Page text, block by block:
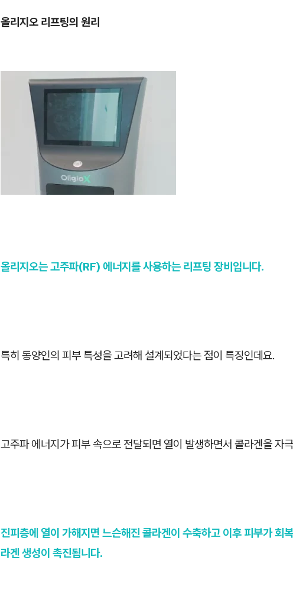
올리지오 리프팅의 원리
올리지오는 고주파(RF) 에너지를 사용하는 리프팅 장비입니다.
특히 동양인의 피부 특성을 고려해 설계되었다는 점이 특징인데요.
고주파 에너지가 피부 속으로 전달되면 열이 발생하면서 콜라겐을 자
진피층에 열이 가해지면 느슨해진 콜라겐이 수축하고 이후 피부가 회
라겐 생성이 촉진됩니다.